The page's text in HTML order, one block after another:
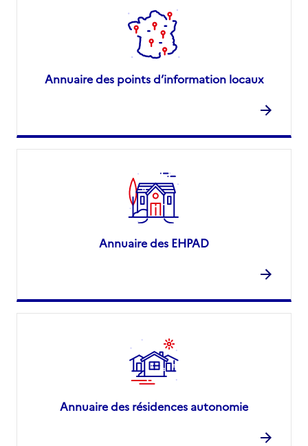
Annuaire des points d’information locaux
Annuaire des EHPAD
Annuaire des résidences autonomie